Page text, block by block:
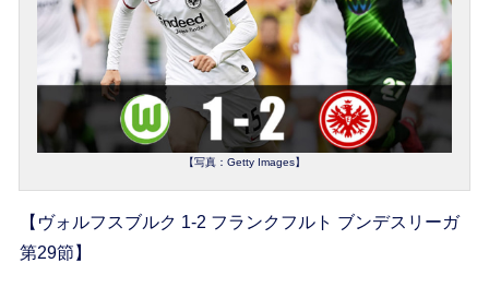
【写真：Getty Images】
【ヴォルフスブルク 1-2 フランクフルト ブンデスリーガ
第29節】